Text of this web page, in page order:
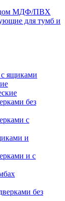
МДФ/ПВХ
для тумб и
ящиками
без
с
и
и с
без